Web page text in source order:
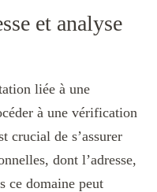
et analyse
liée à une
à une vérification
crucial de s’assurer
dont l’adresse,
ce domaine peut